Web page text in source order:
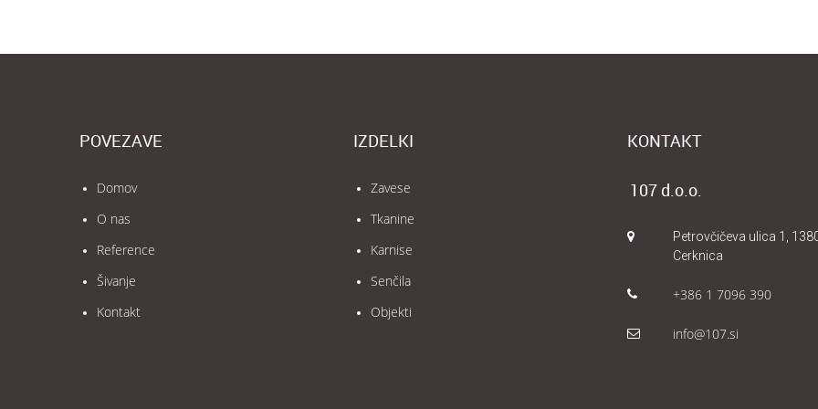
POVEZAVE
Domov
O nas
Reference
Šivanje
Kontakt
IZDELKI
Zavese
Tkanine
Karnise
Senčila
Objekti
KONTAKT
107 d.o.o.
Petrovčičeva ulica 1,
Cerknica
+386 1 7096 390
info@107.si